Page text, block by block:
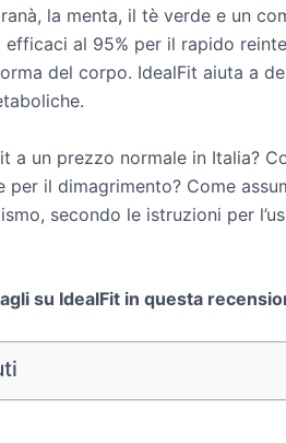
la menta, il tè verde e un
al 95% per il rapido
del corpo. IdealFit aiuta a
a un prezzo normale in Italia?
il dimagrimento? Come
secondo le istruzioni per
su IdealFit in questa